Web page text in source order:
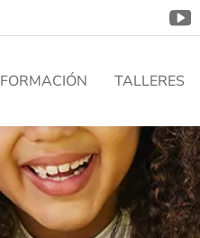
FORMACIÓN TALLERES